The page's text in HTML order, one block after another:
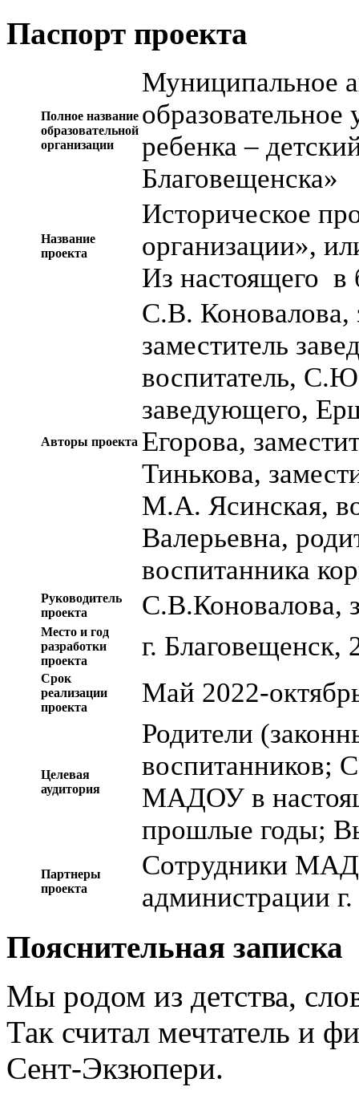
Паспорт проекта
Полное название
образовательной
организации
Муниципальное
ребенка –
Благовещенска»
Название
проекта
Историческое
организации»,
Из настоящего в
Авторы проекта
С.В.
заместитель
воспитатель,
заведующего,
Егорова,
Тинькова,
М.А. Ясинская,
Валерьевна,
воспитанника
Руководитель
проекта
Место и год
разработки
проекта
г. Благовещенск,
Срок
реализации
проекта
Май 2022-
Целевая
аудитория
Родители
воспитанников;
МАДОУ в
прошлые годы;
Партнеры
проекта
Сотрудники
администрации
Пояснительная записка
Мы родом из детства,
Так считал мечтатель и
Сент-Экзюпери.